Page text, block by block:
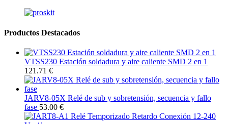
Productos Destacados
VTSS230 Estación soldadura y aire caliente SMD 2 en 1
121.71 €
JARV8-05X Relé de sub y sobretensión, secuencia y fallo
fase 53.00 €